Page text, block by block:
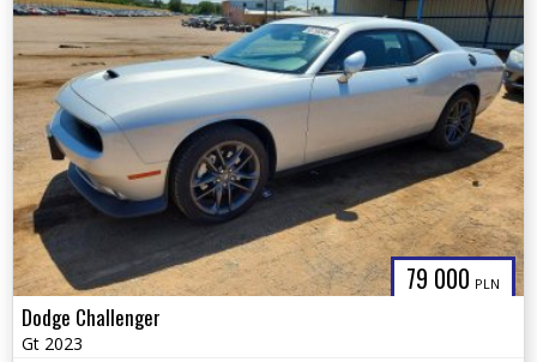
79 000 PLN
Dodge Challenger
Gt 2023